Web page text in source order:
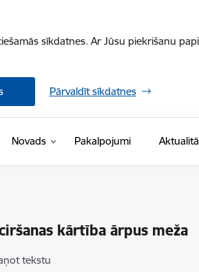
sīkdatnes. Ar Jūsu piekrišanu
Pārvaldīt sīkdatnes
Novads Pakalpojumi
kārtība ārpus meža
tekstu